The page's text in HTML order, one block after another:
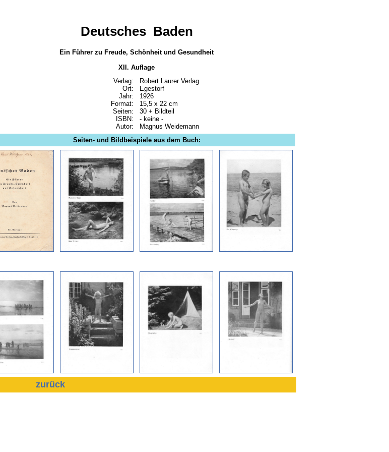
Deutsches Baden
Ein Führer zu Freude, Schönheit und Gesundheit
XII. Auflage
Verlag:
Ort:
Jahr:
Format:
Seiten:
ISBN:
Autor:
Robert Laurer Verlag
Egestorf
1926
15,5 x 22 cm
30 + Bildteil
- keine -
Magnus Weidemann
Seiten- und Bildbeispiele aus dem Buch:
zurück